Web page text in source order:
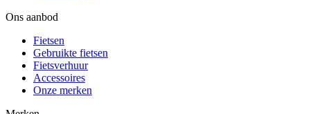
Ons aanbod
Fietsen
Gebruikte fietsen
Fietsverhuur
Accessoires
Onze merken